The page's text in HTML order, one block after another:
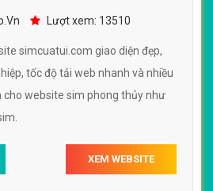
SEO nhanh hiệu quả
Lượt xem: 13510
simcuatui.com giao diện đẹp,
tốc độ tải web nhanh và nhiều
cho website sim phong thủy như
XEM WEBSITE